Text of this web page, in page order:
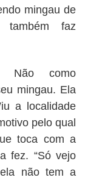
mingau de
faz
Não como
mingau. Ela
a localidade
pelo qual
toca com a
fez. “Só vejo
não tem a